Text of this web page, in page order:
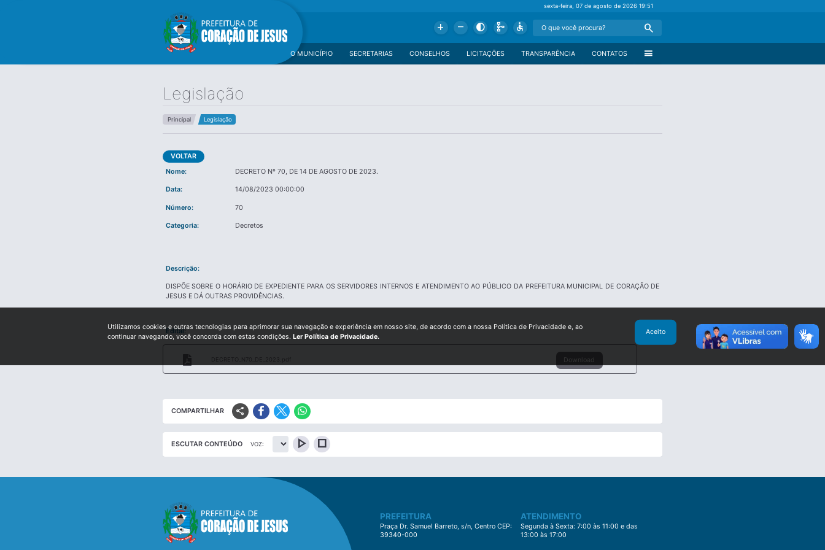
sexta-feira, 07 de agosto de 202619:51
Add Remove Contrast Schema Accessible Search
menu
CONTATOS
TRANSPARÊNCIA
LICITAÇÕES
CONSELHOS
SECRETARIAS
O MUNICÍPIO
Legislação
Principal Legislação
VOLTAR
Nome:
DECRETO Nº 70, DE 14 DE AGOSTO DE 2023.
Data: 14/08/2023 00:00:00
Número: 70
Categoria: Decretos
Descrição:
DISPÕE SOBRE O HORÁRIO DE EXPEDIENTE PARA OS SERVIDORES INTERNOS E ATENDIMENTO AO PÚBLICO DA PREFEITURA MUNICIPAL DE CORAÇÃO DE
JESUS E DÁ OUTRAS PROVIDÊNCIAS.
Edital:
DECRETO_N70_DE_2023.pdf Download
COMPARTILHAR share
ESCUTAR CONTEÚDO VOZ: play_arrow stop
PREFEITURA
Praça Dr. Samuel Barreto, s/n, Centro CEP:
39340-000
ATENDIMENTO
Segunda à Sexta: 7:00 às 11:00 e das
13:00 às 17:00
Utilizamos cookies e outras tecnologias para aprimorar sua navegação e experiência em nosso site, de acordo com a nossa Política de Privacidade e, ao
continuar navegando, você concorda com estas condições. Ler Política de Privacidade.
Aceito